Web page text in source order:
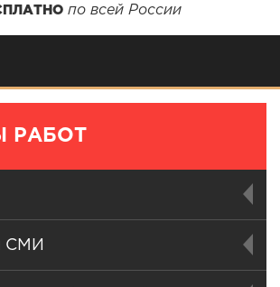
по всей России
РАБОТ
СМИ